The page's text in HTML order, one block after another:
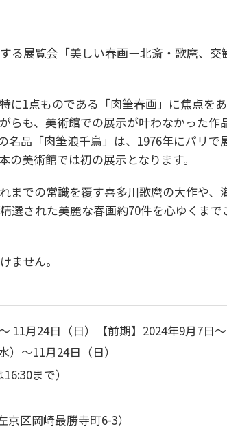
る展覧会「美しい春画ー北斎・歌麿、交
に1点ものである「肉筆春画」に焦点を
らも、美術館での展示が叶わなかった作
名品「肉筆浪千鳥」は、1976年にパリで
美術館では初の展示となります。
までの常識を覆す喜多川歌麿の大作や、
選された美麗な春画約70件を心ゆくまで
ません。
月24日（日）
【前期】2024年9月7日
）～11月24日（日）
まで）
岡崎最勝寺町6-3）